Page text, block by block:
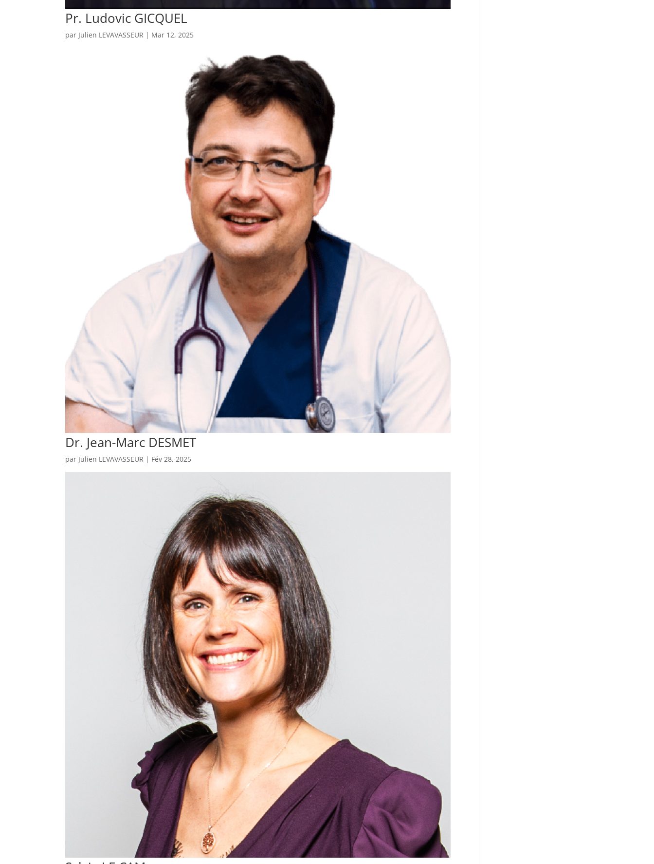
Pr. Ludovic GICQUEL
par Julien LEVAVASSEUR | Mar 12, 2025
Dr. Jean-Marc DESMET
par Julien LEVAVASSEUR | Fév 28, 2025